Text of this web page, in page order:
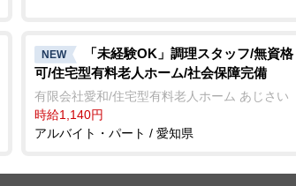
NEW
「未経験OK」調理スタッフ/無資格
可/住宅型有料老人ホーム/社会保障完備
有限会社愛和/住宅型有料老人ホーム あじさい
時給1,140円
アルバイト・パート / 愛知県